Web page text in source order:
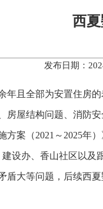
西
发布日期：
年且全部为安置住房
房屋结构问题、消防
方案（2021～2025年
设办、香山社区以
盾大等问题，后续西